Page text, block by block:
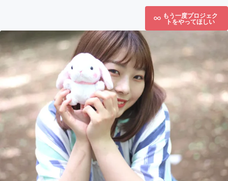
もう一度プロジェク
トをやってほしい